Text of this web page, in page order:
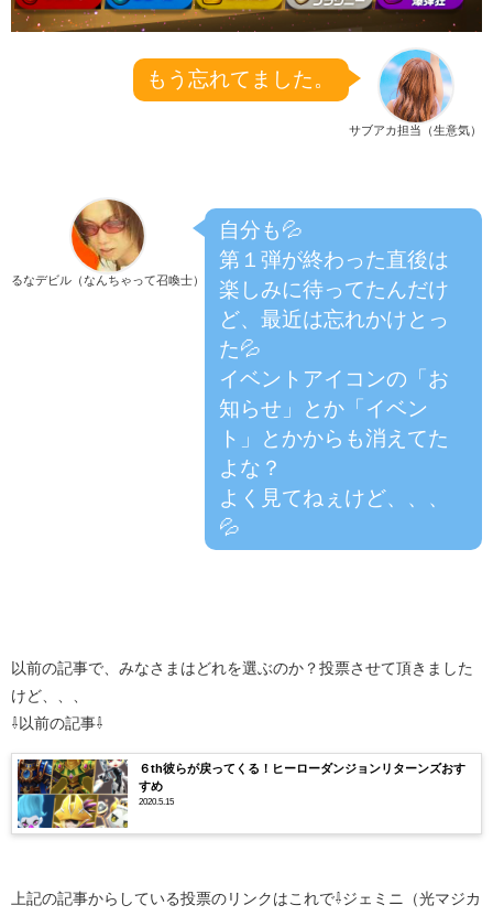
サブアカ担当（生意気）
もう忘れてました。
るなデビル（なんちゃって召喚士）
自分も💦
第１弾が終わった直後は
楽しみに待ってたんだけ
ど、最近は忘れかけとっ
た💦
イベントアイコンの「お
知らせ」とか「イベン
ト」とかからも消えてた
よな？
よく見てねぇけど、、、
💦
以前の記事で、みなさまはどれを選ぶのか？投票させて頂きました
けど、、、
⇩以前の記事⇩
６th彼らが戻ってくる！ヒーローダンジョンリターンズおす
すめ
2020.5.15
上記の記事からしている投票のリンクはこれで⇩ジェミニ（光マジカ